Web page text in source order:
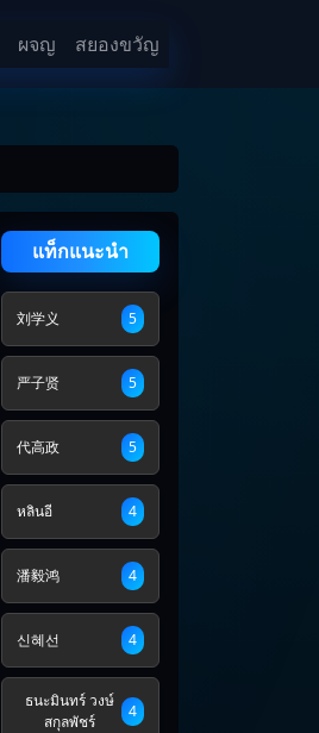
ผจญ สยองขวัญ
แท็กแนะนำ
刘学义 5
严子贤 5
代高政 5
หลินอี 4
潘毅鸿 4
신혜선 4
ธนะมินทร์ วงษ์
สกุลพัชร์
4